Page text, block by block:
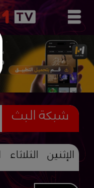
شبكة البث
الإثنين الثلاثاء